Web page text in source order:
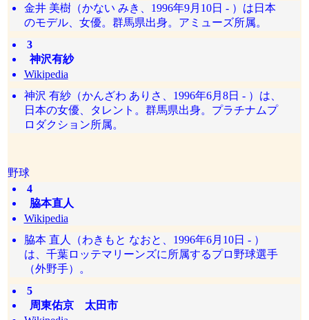
金井 美樹（かない みき、1996年9月10日 - ）は日本
のモデル、女優。群馬県出身。アミューズ所属。
3
神沢有紗
Wikipedia
神沢 有紗（かんざわ ありさ、1996年6月8日 - ）は、
日本の女優、タレント。群馬県出身。プラチナムプ
ロダクション所属。
野球
4
脇本直人
Wikipedia
脇本 直人（わきもと なおと、1996年6月10日 - ）
は、千葉ロッテマリーンズに所属するプロ野球選手
（外野手）。
5
周東佑京 太田市